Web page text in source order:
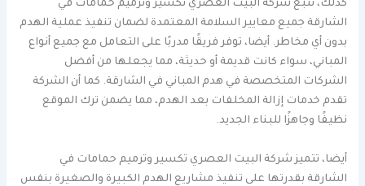
كذلك، تتبع شركة البيت العصري تكسير وترميم حمامات في
الشارقة جميع معايير السلامة المعتمدة لضمان تنفيذ عملية الهدم
بدون أي مخاطر. أيضا، توفر فريقًا مدربًا على التعامل مع جميع أنواع
المباني، سواء كانت قديمة أو حديثة، مما يجعلها من أفضل
الشركات المتخصصة في هدم المباني في الشارقة. كما أن الشركة
تقدم خدمات إزالة المخلفات بعد الهدم، مما يضمن ترك الموقع
نظيفًا وجاهزًا للبناء الجديد.
أيضا، تتميز شركة البيت العصري تكسير وترميم حمامات في
الشارقة بقدرتها على تنفيذ مشاريع الهدم الكبيرة والصغيرة بنفس